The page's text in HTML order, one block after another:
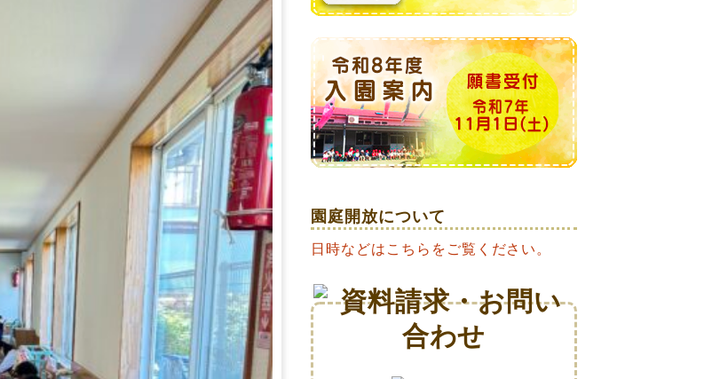
園庭開放について
日時などはこちらをご覧ください。